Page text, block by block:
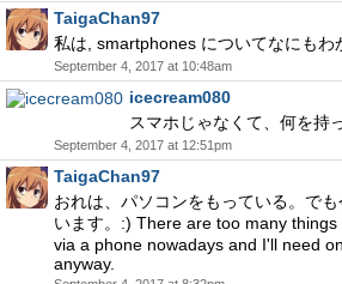
TaigaChan97
私は, smartphones についてなにもわ
September 4, 2017 at 10:48am
icecream080
スマホじゃなくて、何を持
September 4, 2017 at 12:51pm
TaigaChan97
おれは、パソコンをもっている。で
います。:) There are too many
via a phone nowadays and I'll need
anyway.